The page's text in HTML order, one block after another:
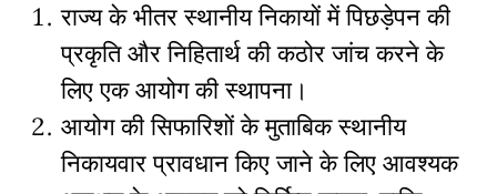
राज्य के भीतर स्थानीय निकायों में पिछड़ेपन की
प्रकृति और निहितार्थ की कठोर जांच करने के
लिए एक आयोग की स्थापना।
आयोग की सिफारिशों के मुताबिक स्थानीय
निकायवार प्रावधान किए जाने के लिए आवश्यक